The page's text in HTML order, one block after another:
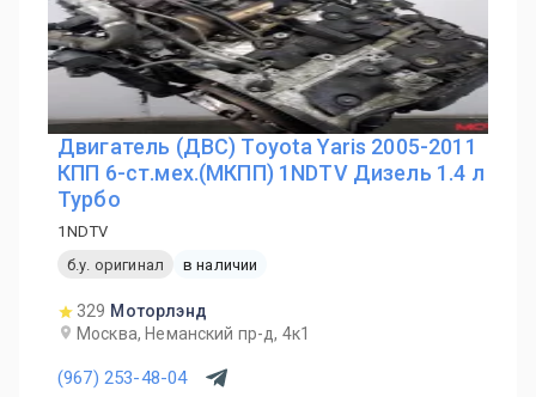
Двигатель (ДВС) Toyota Yaris 2005-2011
КПП 6-ст.мех.(МКПП) 1NDTV Дизель 1.4 л
Турбо
1NDTV
б.у. оригинал
в наличии
329 Моторлэнд
Москва, Неманский пр-д, 4к1
(967) 253-48-04